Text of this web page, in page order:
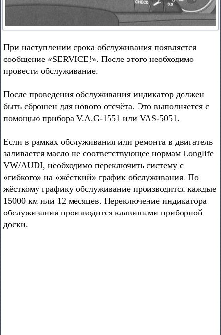
При наступлении срока обслуживания появляется
сообщение «SERVICE!». После этого необходимо
провести обслуживание.
После проведения обслуживания индикатор должен
быть сброшен для нового отсчёта. Это выполняется с
помощью прибора V.A.G-1551 или VAS-5051.
Если в рамках обслуживания или ремонта в двигатель
заливается масло не соответствующее нормам Longlife
VW/AUDI, необходимо переключить систему с
«гибкого» на «жёсткий» график обслуживания. По
жёсткому графику обслуживание производится каждые
15000 км или 12 месяцев. Переключение индикатора
обслуживания производится клавишами приборной
доски.